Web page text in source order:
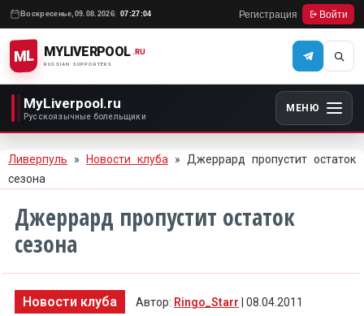
Воскресенье, 09.08.2026 07:27:04 Регистрация Войти
ML MYLIVERPOOL
RUSSIAN SUPPORTERS
.RU
MyLiverpool.ru
Русскоязычные болельщики
МЕНЮ
Ливерпуль » Новости клуба » Джеррард пропустит остаток
сезона
Джеррард пропустит остаток
сезона
Новости клуба Автор: Ringo_Starr | 08.04.2011